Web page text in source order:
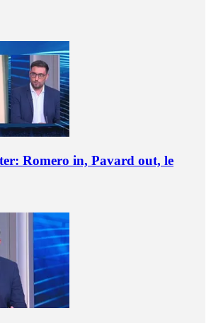
Romero in, Pavard out, le